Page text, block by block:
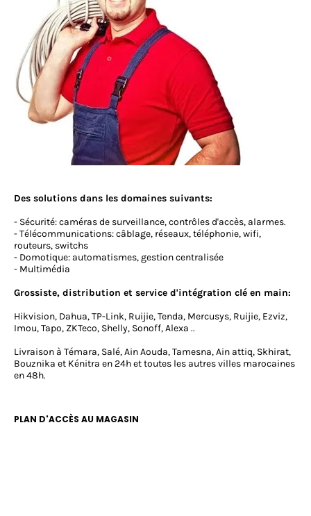
Des solutions dans les domaines suivants:
- Sécurité: caméras de surveillance, contrôles d'accès, alarmes.
- Télécommunications: câblage, réseaux, téléphonie, wifi,
routeurs, switchs
- Domotique: automatismes, gestion centralisée
- Multimédia
Grossiste, distribution et service d'intégration clé en main:
Hikvision, Dahua, TP-Link, Ruijie, Tenda, Mercusys, Ruijie, Ezviz,
Imou, Tapo, ZKTeco, Shelly, Sonoff, Alexa ..
Livraison à Témara, Salé, Ain Aouda, Tamesna, Ain attiq, Skhirat,
Bouznika et Kénitra en 24h et toutes les autres villes marocaines
en 48h.
PLAN D'ACCÈS AU MAGASIN